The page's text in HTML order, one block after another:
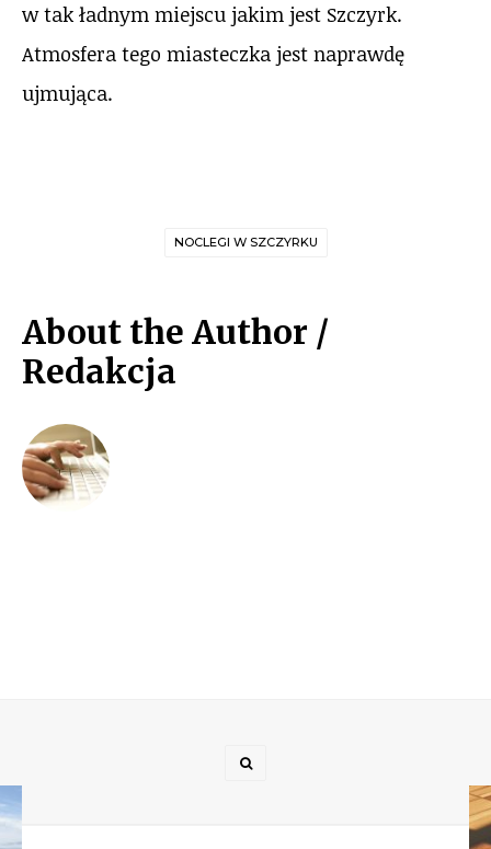
w tak ładnym miejscu jakim jest Szczyrk.
Atmosfera tego miasteczka jest naprawdę
ujmująca.
NOCLEGI W SZCZYRKU
About the Author /
Redakcja